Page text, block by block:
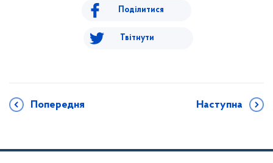
Поділитися
Твітнути
Попередня Наступна